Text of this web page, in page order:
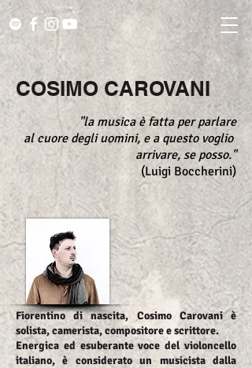
COSIMO CAROVANI
"la musica è fatta per parlare
al cuore degli uomini, e a questo voglio
arrivare, se posso."
(Luigi Boccherini)
Fiorentino di nascita, Cosimo Carovani è
solista, camerista, compositore e scrittore.
Energica ed esuberante voce del violoncello
italiano, è considerato un musicista dalla